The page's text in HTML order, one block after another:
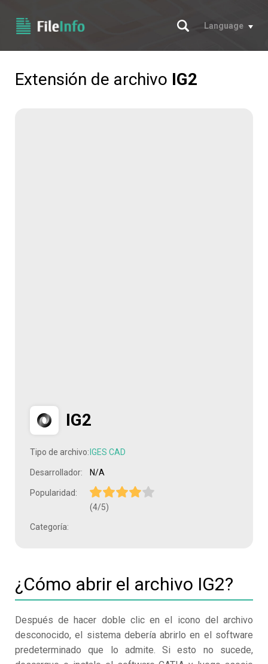
Buscar
Language
Extensión de archivo IG2
IG2
Tipo de archivo: IGES CAD
Desarrollador: N/A
Popularidad:
(4/5)
Categoría:
¿Cómo abrir el archivo IG2?
Después de hacer doble clic en el icono del archivo
desconocido, el sistema debería abrirlo en el software
predeterminado que lo admite. Si esto no sucede,